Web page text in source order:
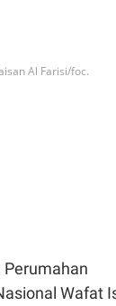
Al Farisi/foc.
Wafat